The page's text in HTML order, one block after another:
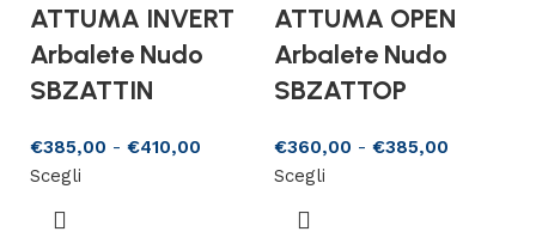
ATTUMA INVERT
Arbalete Nudo
SBZATTIN
€385,00 - €410,00
Scegli
ATTUMA OPEN
Arbalete Nudo
SBZATTOP
€360,00 - €385,00
Scegli